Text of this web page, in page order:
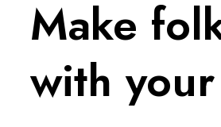
Make
with